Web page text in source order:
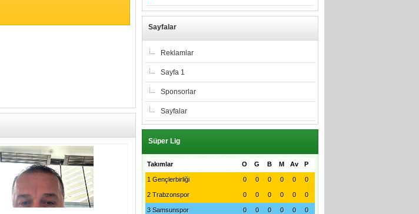
Sayfalar
Reklamlar
Sayfa 1
Sponsorlar
Sayfalar
Süper Lig
Takımlar P
Av
M
B
G
O
1 Gençlerbirliği 0
0
0
0
0
0
2 Trabzonspor 0
0
0
0
0
0
3 Samsunspor 0
0
0
0
0
0